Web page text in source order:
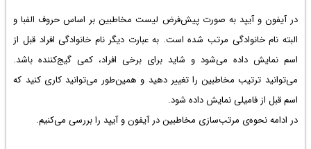
در آیفون و آیپد به صورت پیش‌فرض لیست مخاطبین بر اساس حروف الفبا و
البته نام خانوادگی مرتب شده است. به عبارت دیگر نام خانوادگی افراد قبل از
اسم نمایش داده می‌شود و شاید برای برخی افراد، کمی گیج‌کننده باشد.
می‌توانید ترتیب مخاطبین را تغییر دهید و همین‌طور می‌توانید کاری کنید که
اسم قبل از فامیلی نمایش داده شود.
در ادامه نحوه‌ی مرتب‌سازی مخاطبین در آیفون و آیپد را بررسی می‌کنیم.